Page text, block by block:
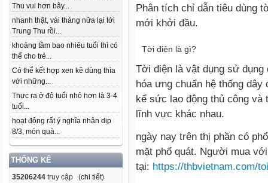
Thu vui hơn bây...
nhanh thật, vài tháng nữa lại tới
Trung Thu rồi...
khoảng tầm bao nhiêu tuổi thì có
thể cho trẻ...
Có thể kết hợp xen kẽ dùng thìa
với những...
Thực ra ở độ tuổi nhỏ hơn là 3-4
tuổi...
hoạt động rất ý nghĩa nhân dịp
8/3, món quà...
THỐNG KÊ
35206244 truy cập (chi tiết)
Phân tích chỉ dẫn tiêu dùng
mới khởi đầu.
Tời điện là gì?
Tời điện là vật dụng sử dụng
hóa ưng chuẩn hệ thống
kể sức lao động thủ công và
lĩnh vực khác nhau.
ngày nay trên thị phần có
mặt phổ quát. Người mua
tại: https://thbvietnam.com/